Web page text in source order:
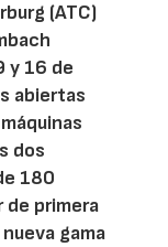
(ATC)
y 16 de
abiertas
dos
180
primera
gama